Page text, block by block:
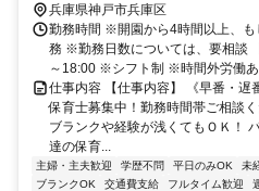
兵庫県神戸市兵庫区
勤務時間 ※開園から4時間以上、
務 ※勤務日数については、要相談
～18:00 ※シフト制 ※時間外労働
仕事内容 【仕事内容】 《早番・遅
保育士募集中！勤務時間帯ご相談
ブランクや経験が浅くてもＯＫ！
達の保育...
主婦・主夫歓迎 学歴不問 平日のみOK 未
ブランクOK
交通費支給 フルタイム歓迎